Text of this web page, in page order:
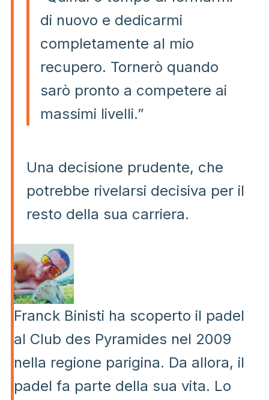
di nuovo e dedicarmi
completamente al mio
recupero. Tornerò quando
sarò pronto a competere ai
massimi livelli.”
Una decisione prudente, che
potrebbe rivelarsi decisiva per il
resto della sua carriera.
Franck Binisti ha scoperto il padel
al Club des Pyramides nel 2009
nella regione parigina. Da allora, il
padel fa parte della sua vita. Lo